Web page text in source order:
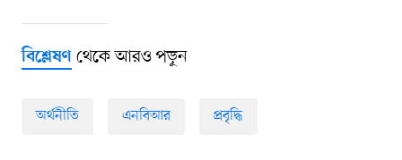
বিশ্লেষণথেকে আরও পড়ুন
অর্থনীতি এনবিআর প্রবৃদ্ধি